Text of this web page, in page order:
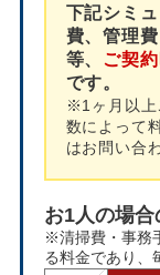
下記シミ
費、管理
等、 ご契
です。
※1ヶ月以上
数によって
はお問い合
お1人の場
※清掃費・事務
る料金であり、